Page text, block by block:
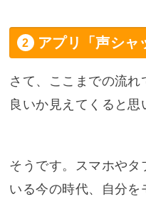
アプリ「声シャ
さて、ここまでの流
良いか見えてくると思
そうです。スマホやタ
いる今の時代、自分を